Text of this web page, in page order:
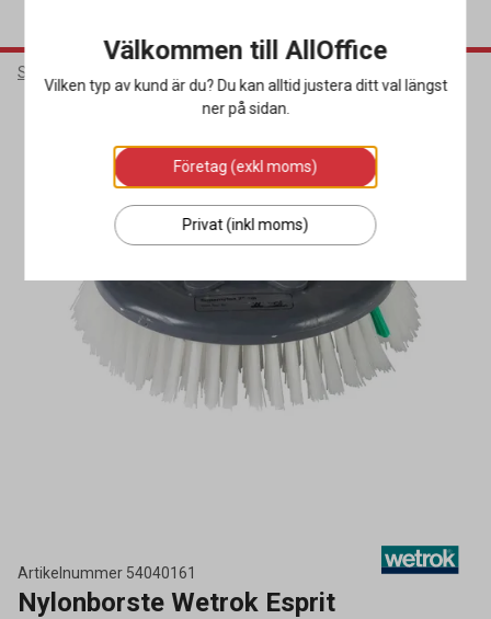
Städ & Hygien
Artikelnummer 54040161
Nylonborste Wetrok Esprit
Välkommen till AllOffice
Vilken typ av kund är du? Du kan alltid justera ditt val längst
ner på sidan.
Företag (exkl moms)
Privat (inkl moms)